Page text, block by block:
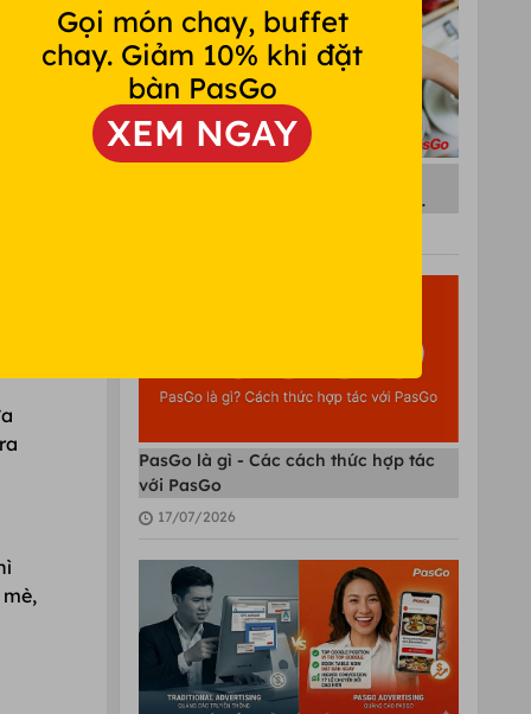
PasGo là gì - Các cách thức hợp tác
với PasGo
17/07/2026
Gọi món chay, buffet
chay. Giảm 10% khi đặt
bàn PasGo
XEM NGAY